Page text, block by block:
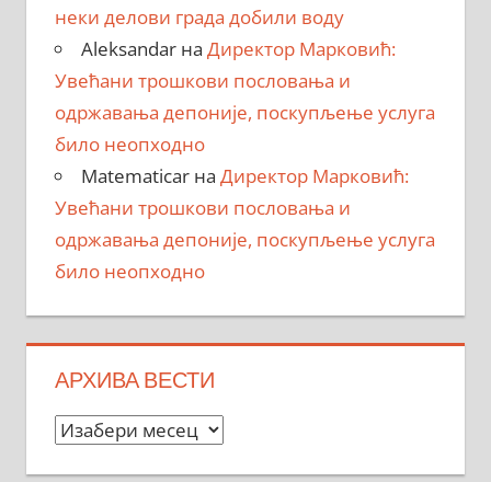
неки делови града добили воду
Aleksandarна Директор Марковић:
Увећани трошкови пословања и
одржавања депоније, поскупљење услуга
било неопходно
Matematicarна Директор Марковић:
Увећани трошкови пословања и
одржавања депоније, поскупљење услуга
било неопходно
АРХИВА ВЕСТИ
Архива